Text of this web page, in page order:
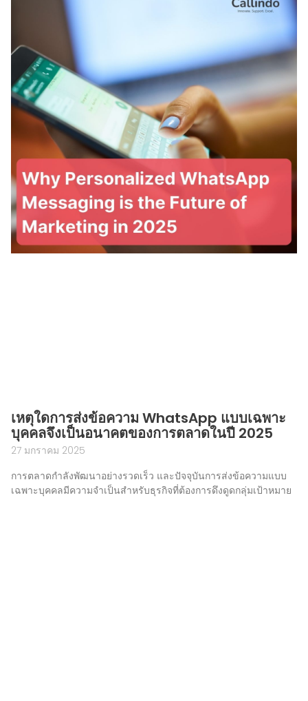
เหตุใดการส่งข้อความ WhatsApp แบบเฉพาะ
บุคคลจึงเป็นอนาคตของการตลาดในปี 2025
27 มกราคม 2025
การตลาดกำลังพัฒนาอย่างรวดเร็ว และปัจจุบันการส่งข้อความแบบ
เฉพาะบุคคลมีความจำเป็นสำหรับธุรกิจที่ต้องการดึงดูดกลุ่มเป้าหมาย